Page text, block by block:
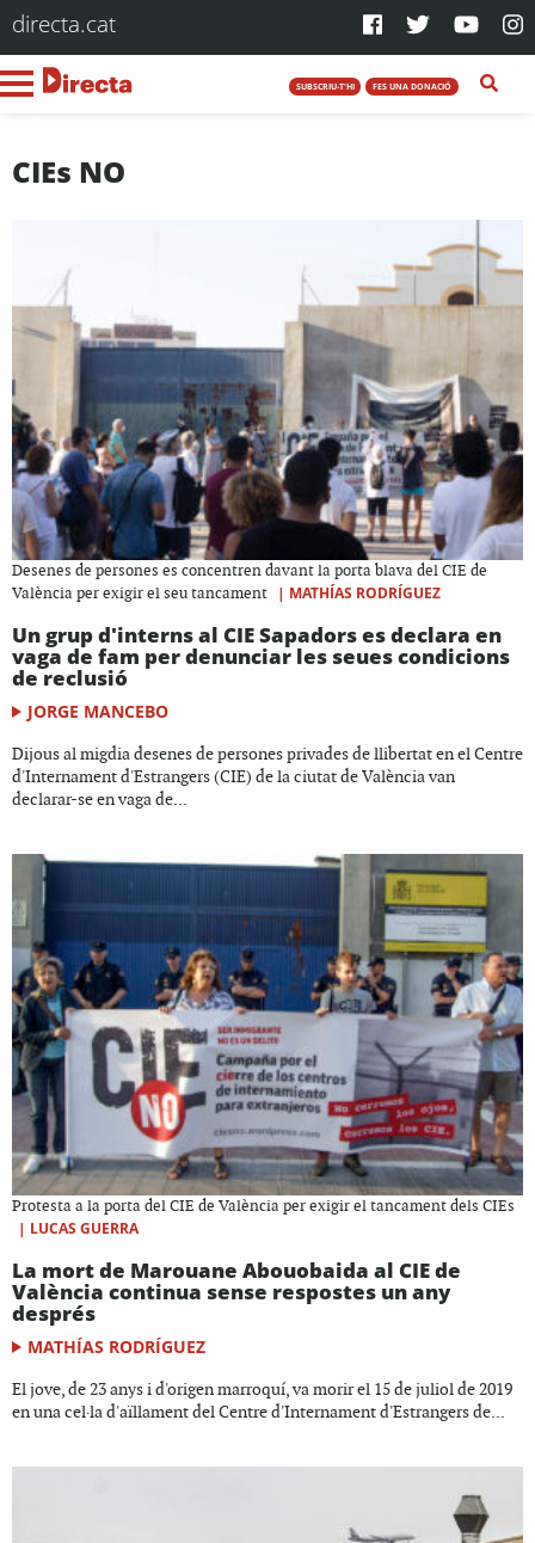
directa.cat
SUBSCRIU-T'HI FES UNA DONACIÓ
CIEs NO
Desenes de persones es concentren davant la porta blava del CIE de
València per exigir el seu tancament
| MATHÍAS RODRÍGUEZ
Un grup d'interns al CIE Sapadors es declara en
vaga de fam per denunciar les seues condicions
de reclusió
JORGE MANCEBO
Dijous al migdia desenes de persones privades de llibertat en el Centre
d'Internament d'Estrangers (CIE) de la ciutat de València van
declarar-se en vaga de...
Protesta a la porta del CIE de València per exigir el tancament dels CIEs
| LUCAS GUERRA
La mort de Marouane Abouobaida al CIE de
València continua sense respostes un any
després
MATHÍAS RODRÍGUEZ
El jove, de 23 anys i d'origen marroquí, va morir el 15 de juliol de 2019
en una cel·la d'aïllament del Centre d'Internament d'Estrangers de...